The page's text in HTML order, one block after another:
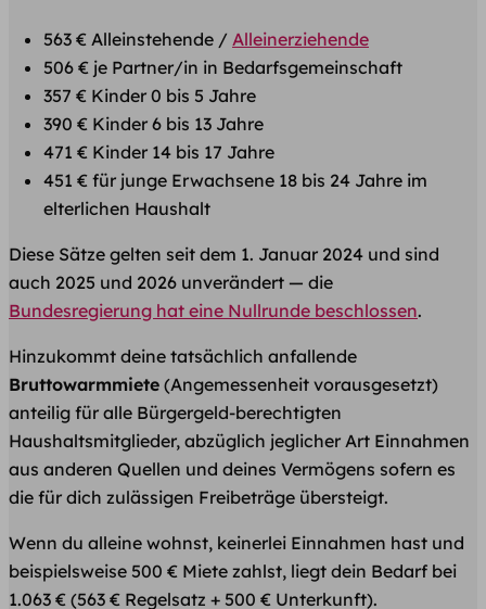
563 € Alleinstehende / Alleinerziehende
506 € je Partner/in in Bedarfsgemeinschaft
357 € Kinder 0 bis 5 Jahre
390 € Kinder 6 bis 13 Jahre
471 € Kinder 14 bis 17 Jahre
451 € für junge Erwachsene 18 bis 24 Jahre im
elterlichen Haushalt
Diese Sätze gelten seit dem 1. Januar 2024 und sind
auch 2025 und 2026 unverändert — die
Bundesregierung hat eine Nullrunde beschlossen.
​Hinzukommt deine tatsächlich anfallende
Bruttowarmmiete (Angemessenheit vorausgesetzt)
anteilig für alle Bürgergeld-berechtigten
Haushaltsmitglieder, abzüglich jeglicher Art Einnahmen
aus anderen Quellen und deines Vermögens sofern es
die für dich zulässigen Freibeträge übersteigt.
Wenn du alleine wohnst, keinerlei Einnahmen hast und
beispielsweise 500 € Miete zahlst, liegt dein Bedarf bei
1.063 € (563 € Regelsatz + 500 € Unterkunft).